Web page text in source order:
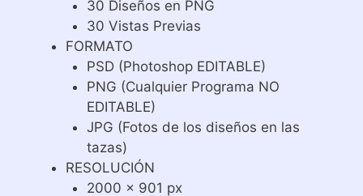
30 Diseños en PNG
30 Vistas Previas
FORMATO
PSD (Photoshop EDITABLE)
PNG (Cualquier Programa NO
EDITABLE)
JPG (Fotos de los diseños en las
tazas)
RESOLUCIÓN
2000 x 901 px